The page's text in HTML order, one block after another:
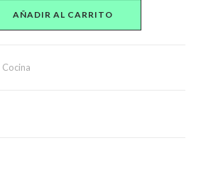
AÑADIR AL CARRITO
Cocina